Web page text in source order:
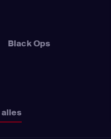
Black Ops
alles